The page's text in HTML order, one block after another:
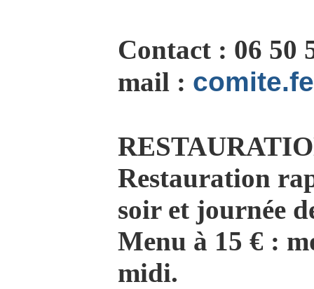
Contact : 06 50
mail :
Restauration
soir et journée
Menu à 15 € :
midi.